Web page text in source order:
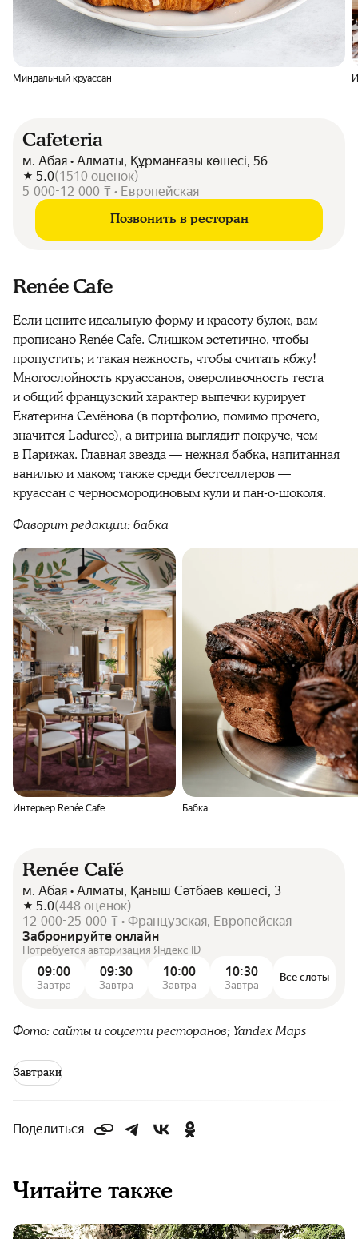
Миндальный круассан
Cafeteria
м. Абая • Алматы, Құрманғазы көшесі, 56
5.0(1510 оценок)
5 000-12 000 ₸ • Европейская
Позвонить в ресторан
Renée Cafe
Если цените идеальную форму и красоту булок, вам
прописано Renée Cafe. Слишком эстетично, чтобы
пропустить; и такая нежность, чтобы считать кбжу!
Многослойность круассанов, оверсливочность теста
и общий французский характер выпечки курирует
Екатерина Семёнова (в портфолио, помимо прочего,
значится Laduree), а витрина выглядит покруче, чем
в Парижах. Главная звезда — нежная бабка, напитанная
ванилью и маком; также среди бестселлеров —
круассан с черносмородиновым кули и пан-о-шоколя.
Фаворит редакции: бабка
Интерьер Renée Cafe Бабка
Renée Café
м. Абая • Алматы, Қаныш Сәтбаев көшесі, 3
5.0(448 оценок)
12 000-25 000 ₸ • Французская, Европейская
Забронируйте онлайн
Потребуется авторизация Яндекс ID
09:00
Завтра
09:30
Завтра
10:00
Завтра
10:30
Завтра
Все слоты
Фото: сайты и соцсети ресторанов; Yandex Maps
Завтраки
Поделиться
Читайте также